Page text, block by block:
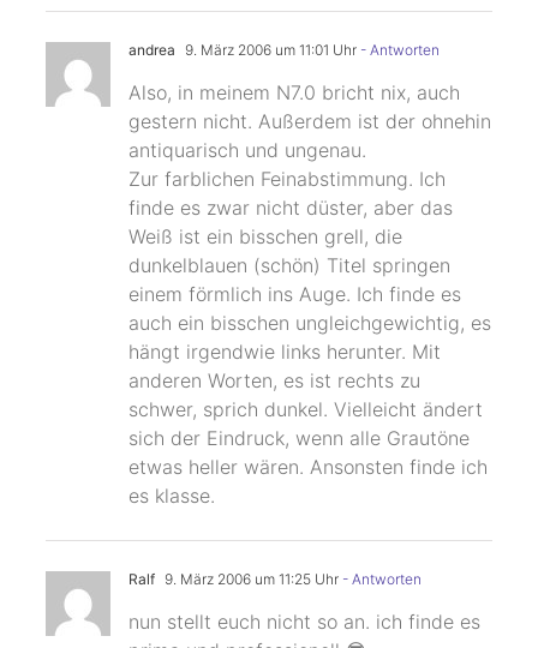
andrea 9. März 2006 um 11:01 Uhr- Antworten
Also, in meinem N7.0 bricht nix, auch
gestern nicht. Außerdem ist der ohnehin
antiquarisch und ungenau.
Zur farblichen Feinabstimmung. Ich
finde es zwar nicht düster, aber das
Weiß ist ein bisschen grell, die
dunkelblauen (schön) Titel springen
einem förmlich ins Auge. Ich finde es
auch ein bisschen ungleichgewichtig, es
hängt irgendwie links herunter. Mit
anderen Worten, es ist rechts zu
schwer, sprich dunkel. Vielleicht ändert
sich der Eindruck, wenn alle Grautöne
etwas heller wären. Ansonsten finde ich
es klasse.
Ralf 9. März 2006 um 11:25 Uhr- Antworten
nun stellt euch nicht so an. ich finde es